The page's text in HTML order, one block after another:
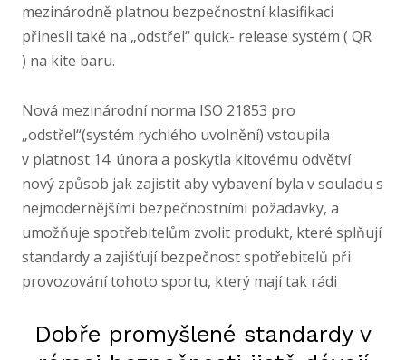
mezinárodně platnou bezpečnostní klasifikaci
přinesli také na „odstřel“ quick- release systém ( QR
) na kite baru.
Nová mezinárodní norma ISO 21853 pro
„odstřel“(systém rychlého uvolnění) vstoupila
v platnost 14. února a poskytla kitovému odvětví
nový způsob jak zajistit aby vybavení byla v souladu s
nejmodernějšími bezpečnostními požadavky, a
umožňuje spotřebitelům zvolit produkt, které splňují
standardy a zajišťují bezpečnost spotřebitelů při
provozování tohoto sportu, který mají tak rádi
Dobře promyšlené standardy v